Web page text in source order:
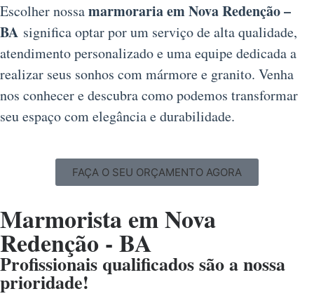
Escolher nossamarmoraria em Nova Redenção –
BA significa optar por um serviço de alta qualidade,
atendimento personalizado e uma equipe dedicada a
realizar seus sonhos com mármore e granito. Venha
nos conhecer e descubra como podemos transformar
seu espaço com elegância e durabilidade.
FAÇA O SEU ORÇAMENTO AGORA
Marmorista em Nova
Redenção - BA
Profissionais qualificados são a nossa
prioridade!